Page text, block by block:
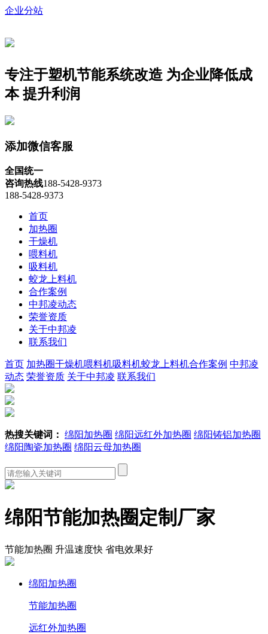
企业分站
专注于塑机节能系统改造 为企业降低成
本 提升利润
添加微信客服
全国统一
咨询热线188-5428-9373
188-5428-9373
首页
加热圈
干燥机
喂料机
吸料机
蛟龙上料机
合作案例
中邦凌动态
荣誉资质
关于中邦凌
联系我们
首页 加热圈干燥机喂料机吸料机蛟龙上料机合作案例 中邦凌
动态 荣誉资质 关于中邦凌 联系我们
热搜关键词： 绵阳加热圈 绵阳远红外加热圈 绵阳铸铝加热圈
绵阳陶瓷加热圈 绵阳云母加热圈
绵阳节能加热圈定制厂家
节能加热圈 升温速度快 省电效果好
绵阳加热圈
节能加热圈
远红外加热圈